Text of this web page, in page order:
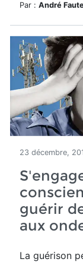
Par : André
23 décembre,
guérir
aux
La guérison